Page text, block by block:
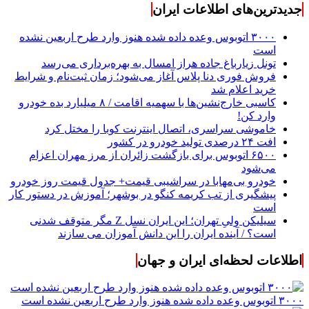
جدیدترین‌های اطلاعات ایران
۳۰۰۰ اتوبوس وعده داده شده هنوز وارد طرح اربعین نشده
است
تونل زیارباغ جاده هراز امسال به بهره‌برداری می‌رسد
فروش فوری دنا پلاس آغاز می‌شود؛ زمان ثبت‌نام و شرایط
خرید اعلام شد
کاسبی خارج‌نشین‌ها با سهمیه اقامت / ۸ میلیارد بده خودرو
وارد کن!
خاموشی سراسری، اتصال اینترنت کوبا را مختل کرد
افت ۲۴ درصدی تولید خودرو در کشور
۶۵۰۰ اتوبوس برای بازگشت زائران از مرز مهران اعزام
می‌شود
خودرو بی‌مهابا در سراشیبی قیمت+ جدول قیمت روز خودرو
پیشگیری از تب کریمه کنگو در بوشهر؛ آموزش در دستور کار
است
سیلیکن ولیِ تهران؛ این ایران نسل Z مگر متوقف شدنی
است؟ / آینده ایران را این دانش آموزان می سازند
اطلاعات لحظه‌ای ایران و جهان
۳۰۰۰ اتوبوس وعده داده شده هنوز وارد طرح اربعین نشده است